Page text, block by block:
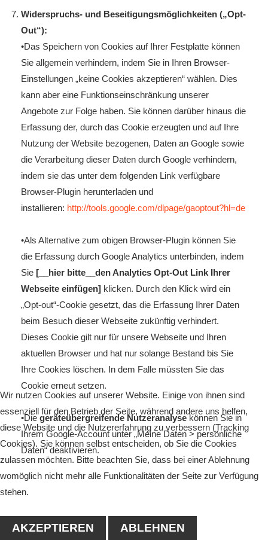
Widerspruchs- und Beseitigungsmöglichkeiten („Opt-
Out“):
•Das Speichern von Cookies auf Ihrer Festplatte können
Sie allgemein verhindern, indem Sie in Ihren Browser-
Einstellungen „keine Cookies akzeptieren“ wählen. Dies
kann aber eine Funktionseinschränkung unserer
Angebote zur Folge haben. Sie können darüber hinaus die
Erfassung der, durch das Cookie erzeugten und auf Ihre
Nutzung der Website bezogenen, Daten an Google sowie
die Verarbeitung dieser Daten durch Google verhindern,
indem sie das unter dem folgenden Link verfügbare
Browser-Plugin herunterladen und
installieren: http://tools.google.com/dlpage/gaoptout?hl=de
•Als Alternative zum obigen Browser-Plugin können Sie
die Erfassung durch Google Analytics unterbinden, indem
Sie [__hier bitte__den Analytics Opt-Out Link Ihrer
Webseite einfügen] klicken. Durch den Klick wird ein
„Opt-out“-Cookie gesetzt, das die Erfassung Ihrer Daten
beim Besuch dieser Webseite zukünftig verhindert.
Dieses Cookie gilt nur für unsere Webseite und Ihren
aktuellen Browser und hat nur solange Bestand bis Sie
Ihre Cookies löschen. In dem Falle müssten Sie das
Cookie erneut setzen.
•Diegeräteübergreifende Nutzeranalysekönnen Sie in
Ihrem Google-Account unter „Meine Daten > persönliche
Daten“ deaktivieren.
Google Maps
Wir nutzen Cookies auf unserer Website. Einige von ihnen sind
essenziell für den Betrieb der Seite, während andere uns helfen,
diese Website und die Nutzererfahrung zu verbessern (Tracking
Cookies). Sie können selbst entscheiden, ob Sie die Cookies
zulassen möchten. Bitte beachten Sie, dass bei einer Ablehnung
womöglich nicht mehr alle Funktionalitäten der Seite zur Verfügung
stehen.
AKZEPTIEREN ABLEHNEN